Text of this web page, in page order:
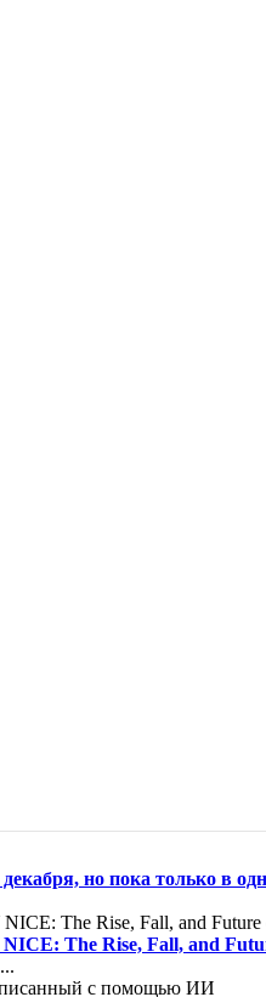
но пока только в
The Rise, Fall, and